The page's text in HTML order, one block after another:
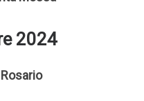
2024